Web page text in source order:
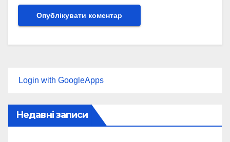
Login with GoogleApps
Недавні записи